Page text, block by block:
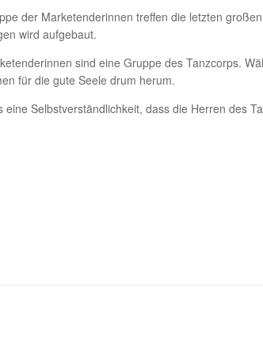
der Marketenderinnen treffen die letzten
wird aufgebaut.
sind eine Gruppe des Tanzcorps.
für die gute Seele drum herum.
eine Selbstverständlichkeit, dass die Herren des